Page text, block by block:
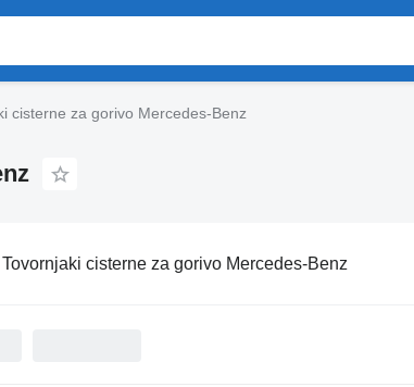
cisterne za gorivo Mercedes-Benz
Tovornjaki cisterne za gorivo Mercedes-Benz